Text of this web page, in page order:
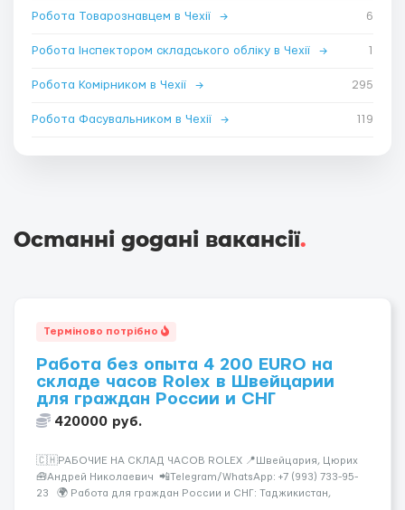
Робота Товарознавцем в Чехії → 6
Робота Інспектором складського обліку в Чехії → 1
Робота Комірником в Чехії → 295
Робота Фасувальником в Чехії → 119
Останні додані вакансії.
Терміново потрібно
Работа без опыта 4 200 EURO на
складе часов Rolex в Швейцарии
для граждан России и СНГ
420000 руб.
🇨🇭РАБОЧИЕ НА СКЛАД ЧАСОВ ROLEX 📍Швейцария, Цюрих
🧰Андрей Николаевич 📲Telegram/WhatsApp: +7 (993) 733-95-
23 🌍 Работа для граждан России и СНГ: Таджикистан,